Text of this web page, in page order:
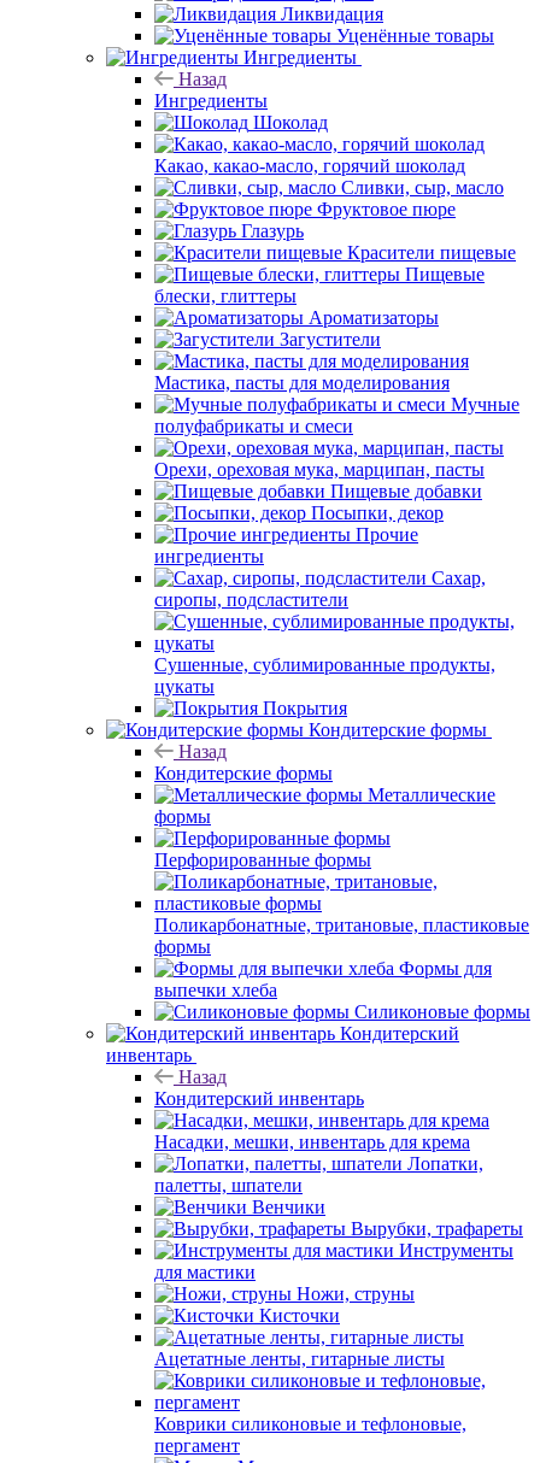
Ликвидация
Уценённые товары
Ингредиенты
Назад
Ингредиенты
Шоколад
Какао, какао-масло, горячий шоколад
Сливки, сыр, масло
Фруктовое пюре
Глазурь
Красители пищевые
Пищевые
блески, глиттеры
Ароматизаторы
Загустители
Мастика, пасты для моделирования
Мучные
полуфабрикаты и смеси
Орехи, ореховая мука, марципан, пасты
Пищевые добавки
Посыпки, декор
Прочие
ингредиенты
Сахар,
сиропы, подсластители
Сушенные, сублимированные продукты,
цукаты
Покрытия
Кондитерские формы
Назад
Кондитерские формы
Металлические
формы
Перфорированные формы
Поликарбонатные, тритановые, пластиковые
формы
Формы для
выпечки хлеба
Силиконовые формы
Кондитерский
инвентарь
Назад
Кондитерский инвентарь
Насадки, мешки, инвентарь для крема
Лопатки,
палетты, шпатели
Венчики
Вырубки, трафареты
Инструменты
для мастики
Ножи, струны
Кисточки
Ацетатные ленты, гитарные листы
Коврики силиконовые и тефлоновые,
пергамент